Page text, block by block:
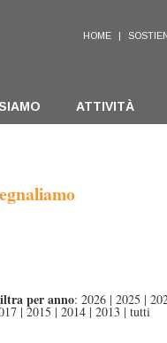
HOME |
ATTIVITÀ
per anno: 2026 | 2025 |
| 2015 | 2014 | 2013 | tutti